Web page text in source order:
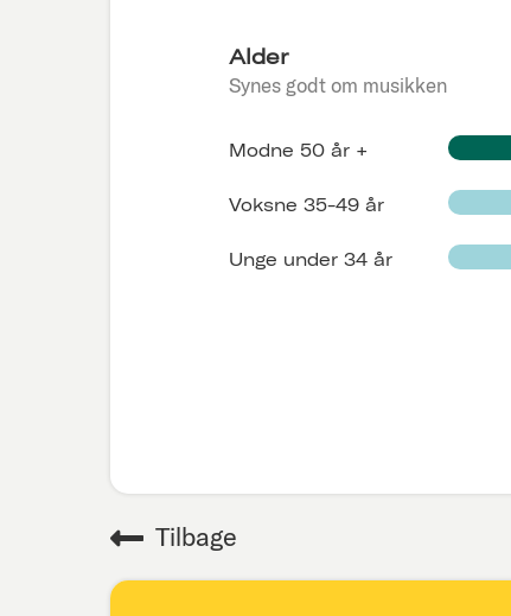
Alder
Synes godt om musikken
Modne 50 år +
Voksne 35-49 år
Unge under 34 år
Tilbage